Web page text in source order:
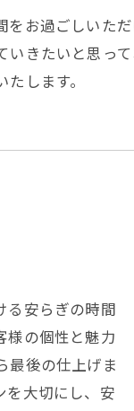
お過ごしいた
きたいと思っ
します。
る安らぎの時間
様の個性と魅力
最後の仕上げま
を大切にし、安